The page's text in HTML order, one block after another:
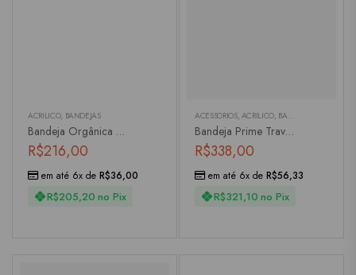
ACRÍLICO, BANDEJAS
Bandeja Orgânica Em Acrílico
R$216,00
R$205,20 no Pix
em até 6x de R$36,00
ACESSÓRIOS, ACRÍLICO, BANDEJAS
Bandeja Prime Travertino
R$338,00
R$321,10 no Pix
em até 6x de R$56,33